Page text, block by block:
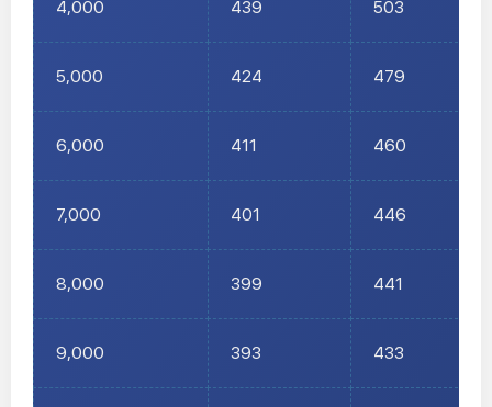
4,000 439 503
5,000 424 479
6,000 411 460
7,000 401 446
8,000 399 441
9,000 393 433